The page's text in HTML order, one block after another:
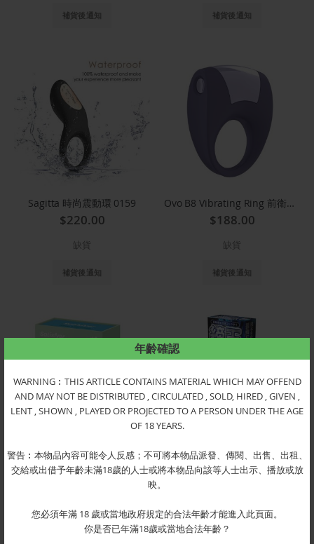
年齡確認
WARNING︰THIS ARTICLE CONTAINS MATERIAL WHICH MAY OFFEND
AND MAY NOT BE DISTRIBUTED , CIRCULATED , SOLD, HIRED , GIVEN ,
LENT , SHOWN , PLAYED OR PROJECTED TO A PERSON UNDER THE AGE
OF 18 YEARS.
警告︰本物品內容可能令人反感；不可將本物品派發、傳閱、出售、出租、
交給或出借予年齡未滿18歲的人士或將本物品向該等人士出示、播放或放
映。
您必須年滿 18 歲或當地政府規定的合法年齡才能進入此頁面。
你是否已年滿18歲或當地合法年齡？
補貨後通知 補貨後通知
Sagitta 時尚震動環 0159
$220.00
缺貨
補貨後通知
Ovo B8 Vibrating Ring 前衛時尚震動環(紫)
$188.00
缺貨
補貨後通知
Satisfyer Strong One 強力一號震動環(可用APP控制) 1968
$348.00
補貨後通知
締王Ｖ震動可調節持久環 9028
$158.00
補貨後通知